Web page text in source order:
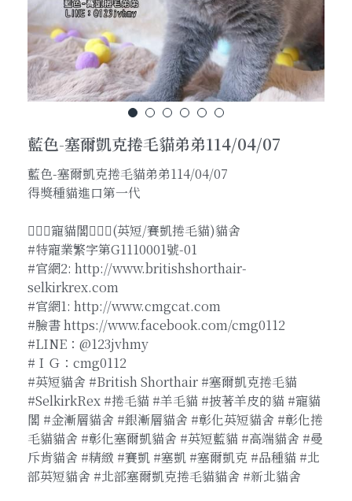
聯絡我們
搜索
加Line線上即時對談
藍色-塞爾凱克捲毛貓弟弟114/04/07
藍色-塞爾凱克捲毛貓弟弟114/04/07
得獎種貓進口第一代
🧚🏻‍♀️寵貓閣🧚🏻‍♀️(英短/賽凱捲毛貓)貓舍
#特寵業繁字第G1110001號-01
#官網2: http://www.britishshorthair-
selkirkrex.com
#官網1: http://www.cmgcat.com
#臉書 https://www.facebook.com/cmg0112
#​LINE：@123jvhmy
#ＩＧ：cmg0112
#英短貓舍 #British Shorthair #塞爾凱克捲毛貓
#SelkirkRex #捲毛貓 #羊毛貓 #披著羊皮的貓 #寵貓
閣 #金漸層貓舍 #銀漸層貓舍 #彰化英短貓舍 #彰化捲
毛貓貓舍 #彰化塞爾凱貓舍 #英短藍貓 #高端貓舍 #曼
斥肯貓舍 #精緻 #賽凱 #塞凱 #塞爾凱克 #品種貓 #北
部英短貓舍 #北部塞爾凱克捲毛貓貓舍 #新北貓舍